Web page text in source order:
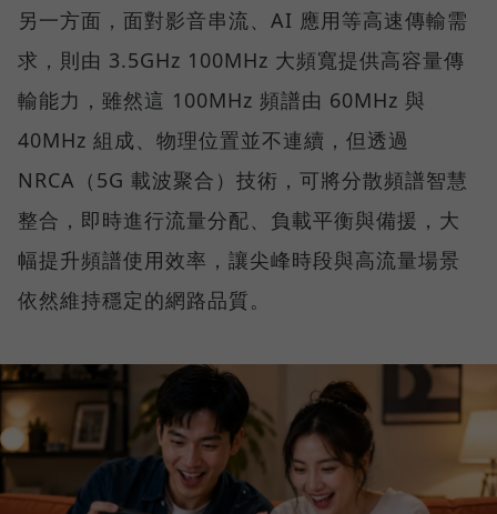
另一方面，面對影音串流、AI 應用等高速傳輸需
求，則由 3.5GHz 100MHz 大頻寬提供高容量傳
輸能力，雖然這 100MHz 頻譜由 60MHz 與
40MHz 組成、物理位置並不連續，但透過
NRCA（5G 載波聚合）技術，可將分散頻譜智慧
整合，即時進行流量分配、負載平衡與備援，大
幅提升頻譜使用效率，讓尖峰時段與高流量場景
依然維持穩定的網路品質。